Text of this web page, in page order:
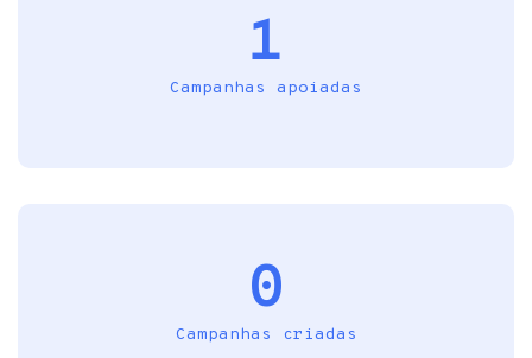
1
Campanhas apoiadas
0
Campanhas criadas